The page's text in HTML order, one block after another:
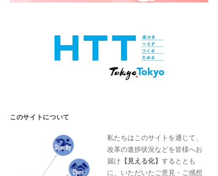
このサイトについて
私たちはこのサイトを通じて、
改革の進捗状況などを皆様へお
届け 【見える化】するととも
に、いただいたご意見・ご感想